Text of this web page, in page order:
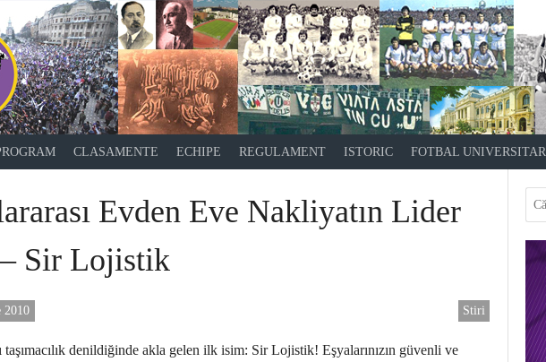
CLASAMENTE ECHIPE REGULAMENT ISTORIC FOTBAL UNIVERSITAR
Evden Eve Nakliyatın Lider
Sir Lojistik
Stiri
2010
taşımacılık denildiğinde akla gelen ilk isim: Sir Lojistik! Eşyalarınızın güvenli ve